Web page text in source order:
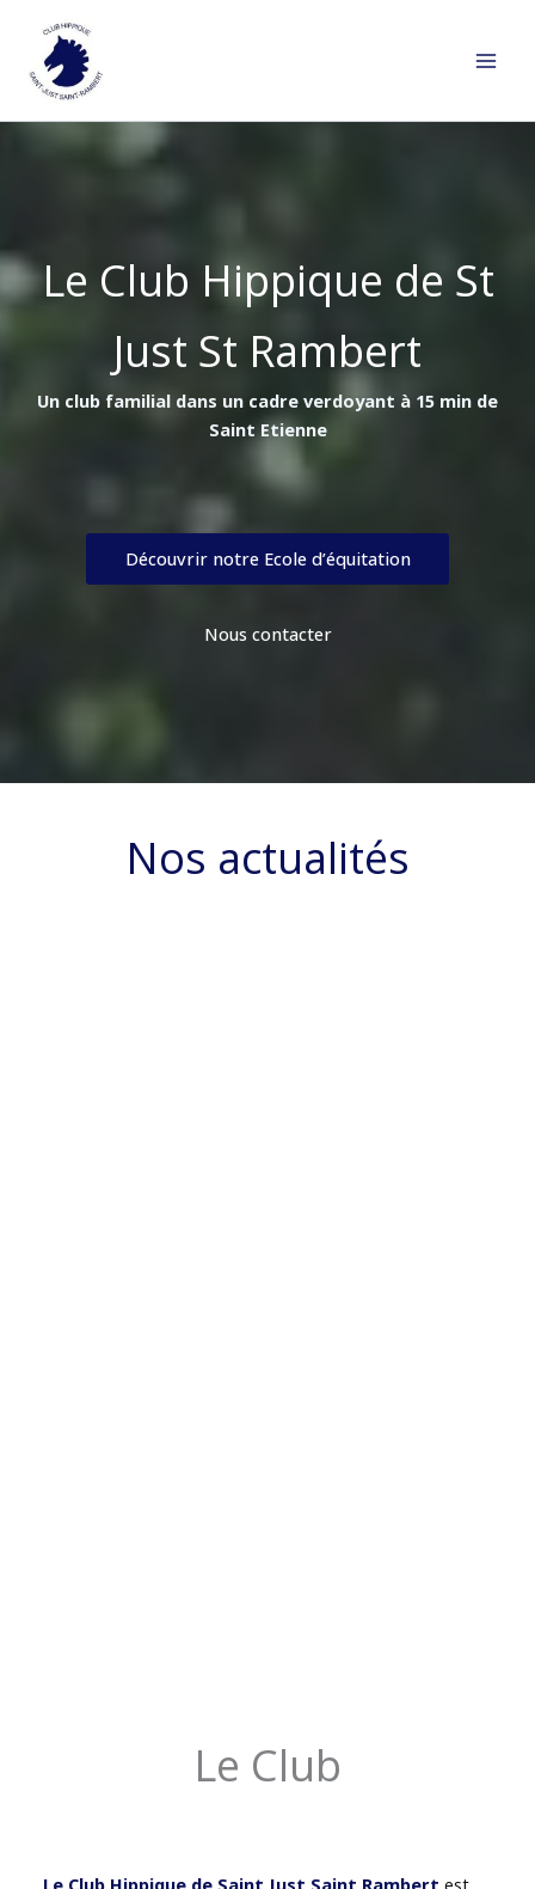
contenu
Le Club Hippique de St
Just St Rambert
Un club familial dans un cadre verdoyant à 15 min de
Saint Etienne
Découvrir notre Ecole d’équitation
Nous contacter
Nos actualités
Le Club